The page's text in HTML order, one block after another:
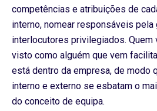
competências e atribuições de
interno, nomear responsáveis
interlocutores privilegiados.
visto como alguém que vem
está dentro da empresa, de modo
interno e externo se esbatam o
do conceito de equipa.